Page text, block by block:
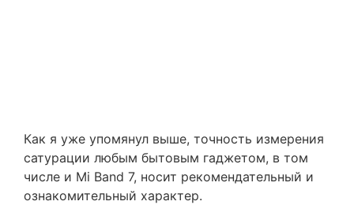
Как я уже упомянул выше, точность измерения
сатурации любым бытовым гаджетом, в том
числе и Mi Band 7, носит рекомендательный и
ознакомительный характер.